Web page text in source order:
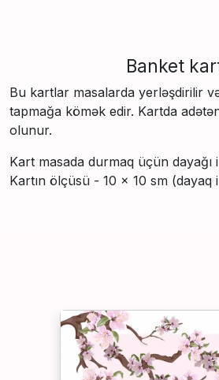
Banket
Bu kartlar masalarda yerləşdirilir
tapmağa kömək edir. Kartda
olunur.
Kart masada durmaq üçün dayağı
Kartın ölçüsü - 10 × 10 sm (dayaq